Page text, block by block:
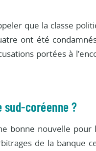
que la classe
ont été
portées à
sud-coréenne ?
bonne nouvelle
de la banque